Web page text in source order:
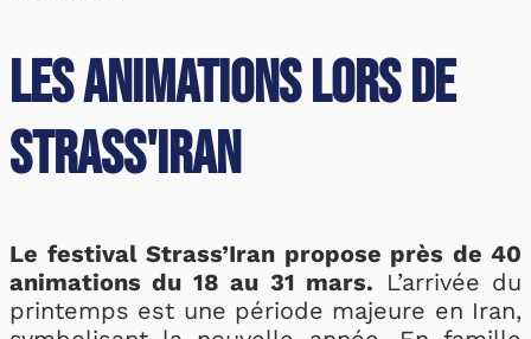
Les animations lors de
Strass'Iran
Le festival Strass’Iran propose près de 40
animations du 18 au 31 mars. L’arrivée du
printemps est une période majeure en Iran,